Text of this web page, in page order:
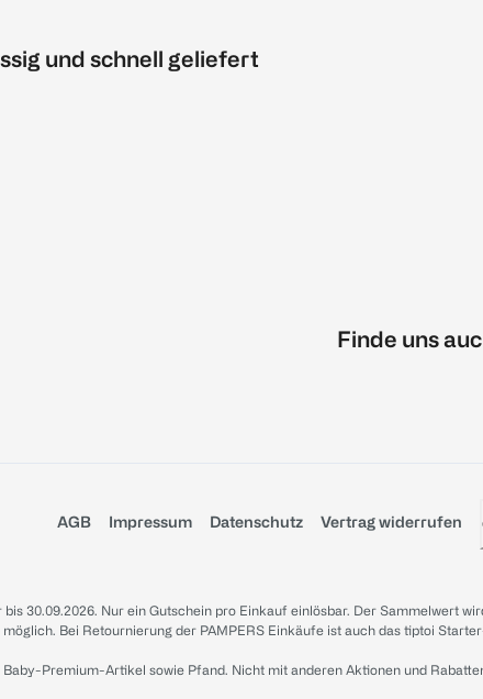
und schnell geliefert
Finde uns
AGB Impressum Datenschutz Vertrag widerrufen
30.09.2026. Nur ein Gutschein pro Einkauf einlösbar. Der Sammelwert
Bei Retournierung der PAMPERS Einkäufe ist auch das tiptoi
Premium-Artikel sowie Pfand. Nicht mit anderen Aktionen und